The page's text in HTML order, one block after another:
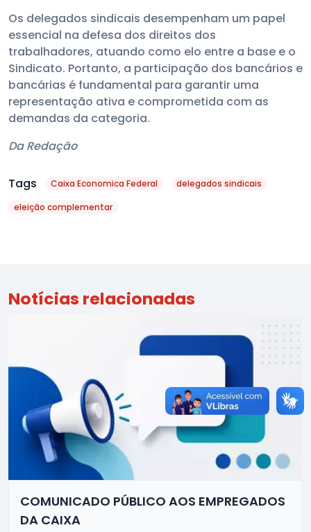
Os delegados sindicais desempenham um papel
essencial na defesa dos direitos dos
trabalhadores, atuando como elo entre a base e o
Sindicato. Portanto, a participação dos bancários e
bancárias é fundamental para garantir uma
representação ativa e comprometida com as
demandas da categoria.
Da Redação
Tags Caixa Economica Federal delegados sindicais
eleição complementar
Notícias relacionadas
COMUNICADO PÚBLICO AOS EMPREGADOS
DA CAIXA